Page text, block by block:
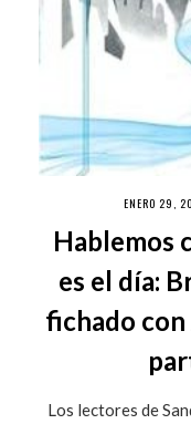
ENERO 29,
Hablemos
es el día:
fichado
Los lectores de